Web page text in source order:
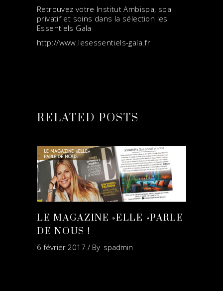
Retrouvez votre Institut Ambispa, spa
privatif et soins dans la sélection les
Essentiels Gala
http://www.lesessentiels-gala.fr
RELATED POSTS
LE MAGAZINE »ELLE »PARLE
DE NOUS !
6 février 2017 By spadmin